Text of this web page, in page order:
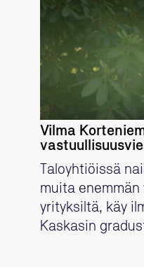
Vilma
Taloyhtiöissä
muita
yrityksiltä, käy
Kaskasin